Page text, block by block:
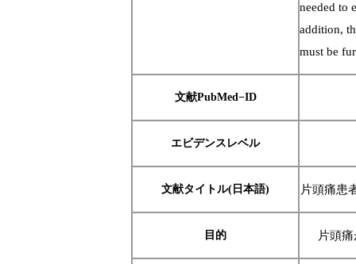
needed to
addition,
must be
文献PubMed−ID
エビデンスレベル
文献タイトル(日本語) 片頭痛患
目的 片頭